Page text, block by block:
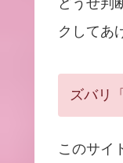
クしてあ
ズバリ
このサイ